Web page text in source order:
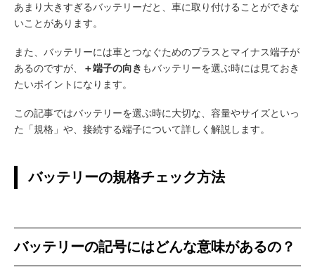
あまり大きすぎるバッテリーだと、車に取り付けることができな
いことがあります。
また、バッテリーには車とつなぐためのプラスとマイナス端子が
あるのですが、
＋端子の向き もバッテリーを選ぶ時には見ておき
たいポイントになります。
この記事ではバッテリーを選ぶ時に大切な、容量やサイズといっ
た「規格」や、接続する端子について詳しく解説します。
バッテリーの規格チェック方法
バッテリーの記号にはどんな意味があるの？